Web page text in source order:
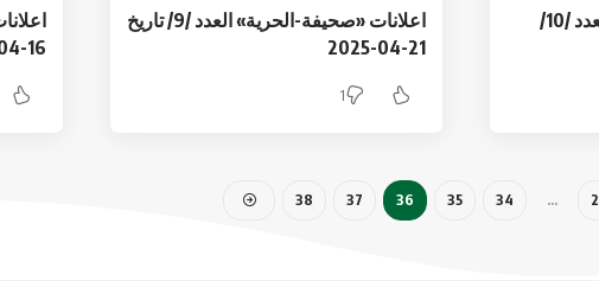
اعلانات «صحيفة-الحرية» العدد /10/
اعلانات «صحيفة-الحرية» العدد /9/ تاريخ
21-04-2025
1
16-04-2025
2
…
34
35
36
37
38